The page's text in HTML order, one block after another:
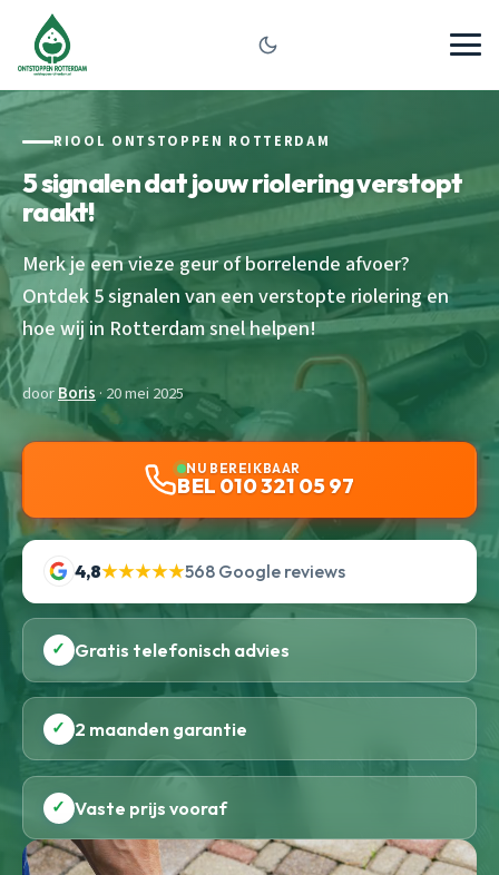
RIOOL ONTSTOPPEN ROTTERDAM
5 signalen dat jouw riolering verstopt
raakt!
Merk je een vieze geur of borrelende afvoer?
Ontdek 5 signalen van een verstopte riolering en
hoe wij in Rotterdam snel helpen!
doorBoris· 20 mei 2025
NU BEREIKBAAR
BEL 010 321 05 97
4,8★★★★★568 Google reviews
✓ Gratis telefonisch advies
✓ 2 maanden garantie
✓ Vaste prijs vooraf